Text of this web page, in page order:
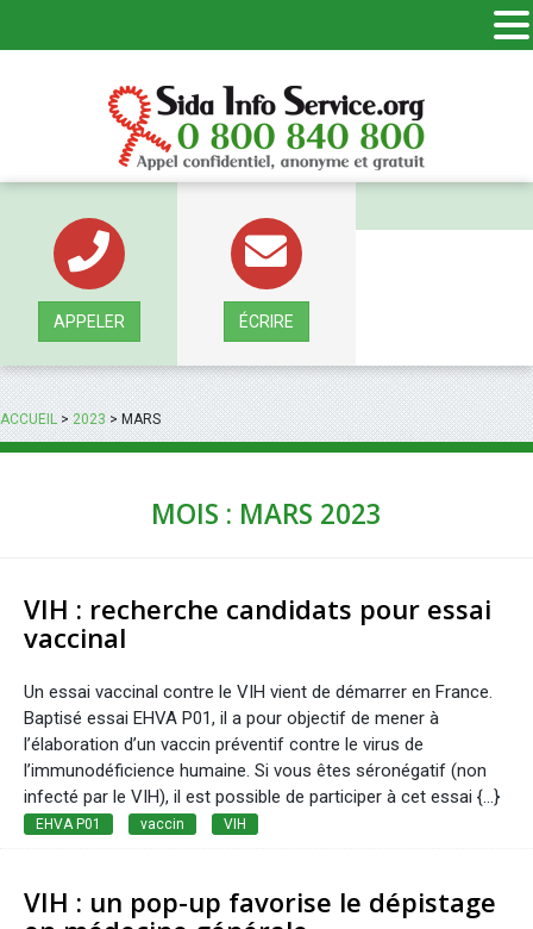
APPELER ÉCRIRE
ACCUEIL>2023> MARS
MOIS : MARS 2023
VIH : recherche candidats pour essai
vaccinal
Un essai vaccinal contre le VIH vient de démarrer en France.
Baptisé essai EHVA P01, il a pour objectif de mener à
l’élaboration d’un vaccin préventif contre le virus de
l’immunodéficience humaine. Si vous êtes séronégatif (non
infecté par le VIH), il est possible de participer à cet essai {...}
EHVA P01 vaccin VIH
VIH : un pop-up favorise le dépistage